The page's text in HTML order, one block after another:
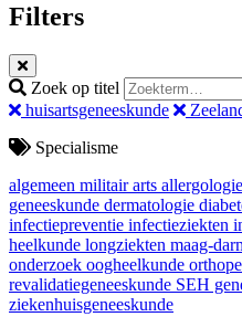
Filters
Zoek op titel
huisartsgeneeskunde
Specialisme
algemeen militair arts
geneeskunde dermatologie
infectiepreventie infectieziekten
heelkunde longziekten maag-
onderzoek oogheelkunde
revalidatiegeneeskunde SEH
ziekenhuisgeneeskunde